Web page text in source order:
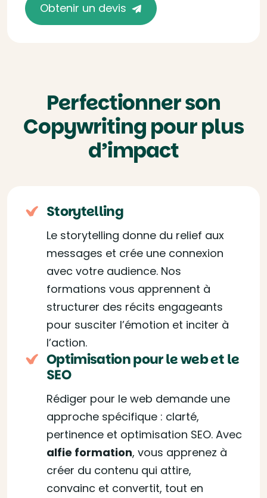
Obtenir un devis
Perfectionner son
Copywriting pour plus
d’impact
Storytelling
Le storytelling donne du relief aux
messages et crée une connexion
avec votre audience. Nos
formations vous apprennent à
structurer des récits engageants
pour susciter l’émotion et inciter à
l’action.
Optimisation pour le web et le
SEO
Rédiger pour le web demande une
approche spécifique : clarté,
pertinence et optimisation SEO. Avec
alfie formation, vous apprenez à
créer du contenu qui attire,
convainc et convertit, tout en